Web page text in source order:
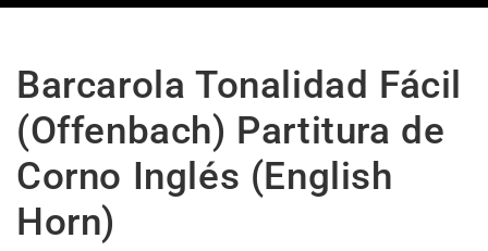
Barcarola Tonalidad Fácil
(Offenbach) Partitura de
Corno Inglés (English
Horn)